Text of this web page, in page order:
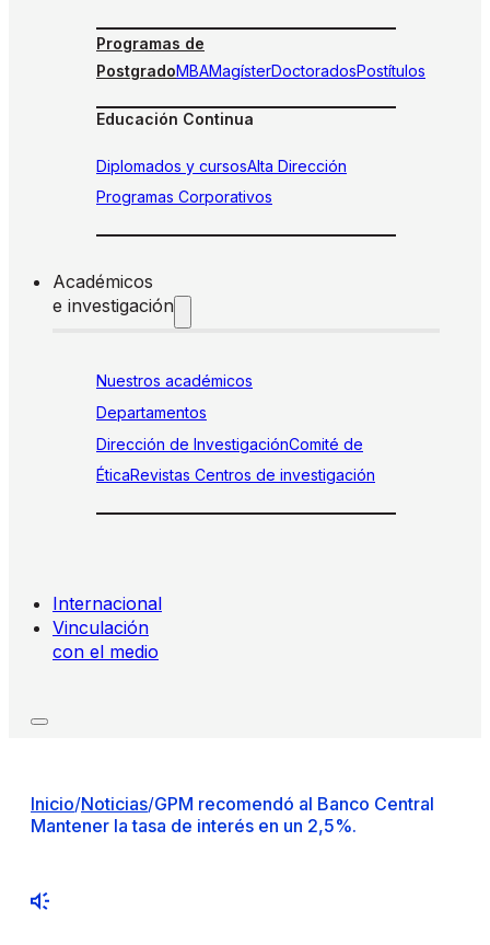
Programas de
PostgradoMBAMagísterDoctoradosPostítulos
Educación Continua
Diplomados y cursosAlta Dirección
Programas Corporativos
Académicos
e investigación
Nuestros académicos
Departamentos
Dirección de InvestigaciónComité de
ÉticaRevistas Centros de investigación
Internacional
Vinculación
con el medio
Inicio/Noticias/GPM recomendó al Banco Central
Mantener la tasa de interés en un 2,5%.